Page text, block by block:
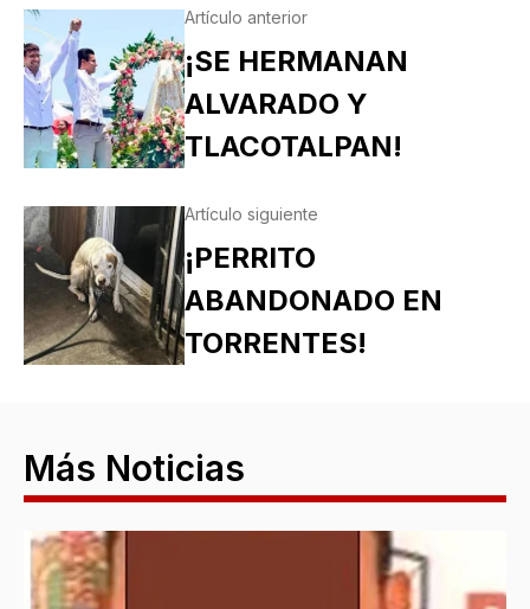
Artículo anterior
¡SE HERMANAN
ALVARADO Y
TLACOTALPAN!
Artículo siguiente
¡PERRITO
ABANDONADO EN
TORRENTES!
Más Noticias